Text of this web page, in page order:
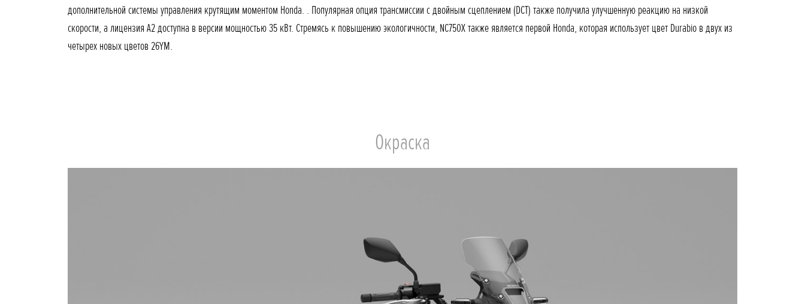
дополнительной системы управления крутящим моментом Honda. . Популярная опция трансмиссии с двойным сцеплением (DCT) также получила улучшенную реакцию на низкой
скорости, а лицензия A2 доступна в версии мощностью 35 кВт. Стремясь к повышению экологичности, NC750X также является первой Honda, которая использует цвет Durabio в двух из
четырех новых цветов 26YM.
Окраска